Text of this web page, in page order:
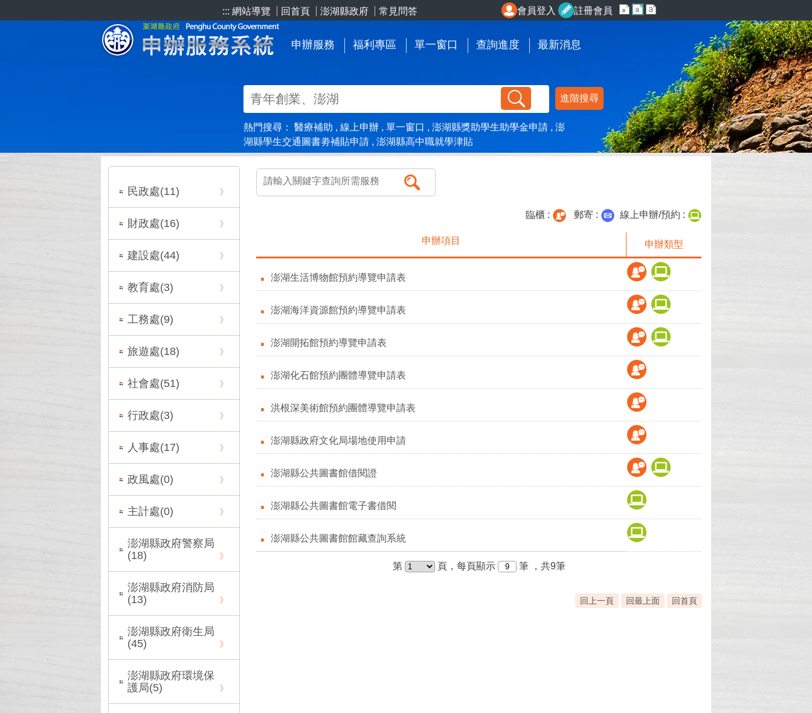
::: 網站導覽 回首頁 澎湖縣政府 常見問答 會員登入 註冊會員
申辦服務 福利專區 單一窗口 查詢進度 最新消息
進階搜尋
熱門搜尋：醫療補助 線上申辦 單一窗口 澎湖縣獎助學生助學金申請
澎
湖縣學生交通圖書劵補貼申請
澎湖縣高中職就學津貼
:::
民政處(11)
財政處(16)
建設處(44)
教育處(3)
工務處(9)
旅遊處(18)
社會處(51)
行政處(3)
人事處(17)
政風處(0)
主計處(0)
澎湖縣政府警察局
(18)
澎湖縣政府消防局
(13)
澎湖縣政府衛生局
(45)
澎湖縣政府環境保
護局(5)
臨櫃 : 郵寄 : 線上申辦/預約 :
申辦項目 申辦類型
澎湖生活博物館預約導覽申請表
澎湖海洋資源館預約導覽申請表
澎湖開拓館預約導覽申請表
澎湖化石館預約團體導覽申請表
洪根深美術館預約團體導覽申請表
澎湖縣政府文化局場地使用申請
澎湖縣公共圖書館借閱證
澎湖縣公共圖書館電子書借閱
澎湖縣公共圖書館館藏查詢系統
第 頁，每頁顯示 筆 ，共9筆
回上一頁 回最上面 回首頁